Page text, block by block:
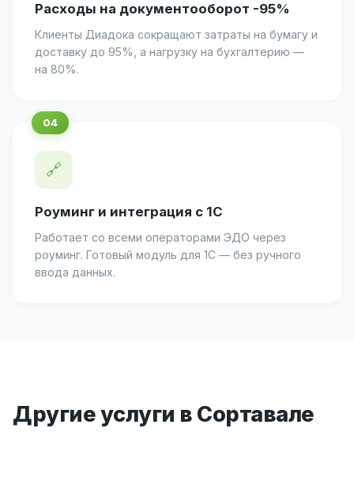
Расходы на документооборот -95%
Клиенты Диадока сокращают затраты на бумагу и
доставку до 95%, а нагрузку на бухгалтерию —
на 80%.
🔗
Роуминг и интеграция с 1С
Работает со всеми операторами ЭДО через
роуминг. Готовый модуль для 1С — без ручного
ввода данных.
Другие услуги в Сортавале